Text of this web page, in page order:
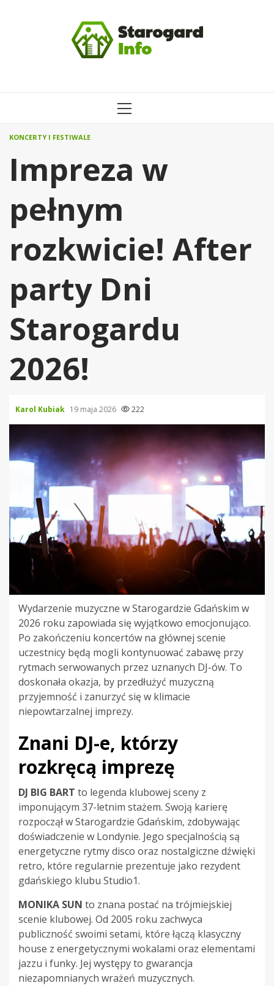
MENU
KONCERTY I FESTIWALE
Impreza w
pełnym
rozkwicie! After
party Dni
Starogardu
2026!
Karol Kubiak 19 maja 2026 222
Wydarzenie muzyczne w Starogardzie Gdańskim w
2026 roku zapowiada się wyjątkowo emocjonująco.
Po zakończeniu koncertów na głównej scenie
uczestnicy będą mogli kontynuować zabawę przy
rytmach serwowanych przez uznanych DJ-ów. To
doskonała okazja, by przedłużyć muzyczną
przyjemność i zanurzyć się w klimacie
niepowtarzalnej imprezy.
Znani DJ-e, którzy
rozkręcą imprezę
DJ BIG BART to legenda klubowej sceny z
imponującym 37-letnim stażem. Swoją karierę
rozpoczął w Starogardzie Gdańskim, zdobywając
doświadczenie w Londynie. Jego specjalnością są
energetyczne rytmy disco oraz nostalgiczne dźwięki
retro, które regularnie prezentuje jako rezydent
gdańskiego klubu Studio1.
MONIKA SUN to znana postać na trójmiejskiej
scenie klubowej. Od 2005 roku zachwyca
publiczność swoimi setami, które łączą klasyczny
house z energetycznymi wokalami oraz elementami
jazzu i funky. Jej występy to gwarancja
niezapomnianych wrażeń muzycznych.